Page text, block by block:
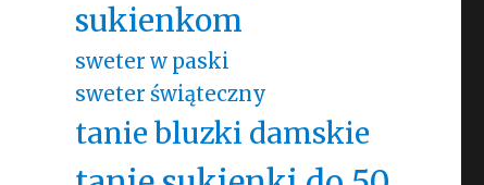
sukienkom
sweter w paski
sweter świąteczny
tanie bluzki damskie